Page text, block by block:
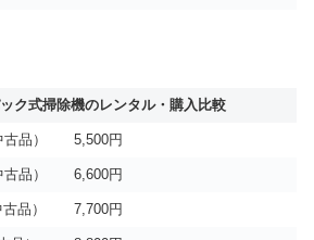
ク式掃除機のレンタル・購入比較
品） 5,500円
品） 6,600円
品） 7,700円